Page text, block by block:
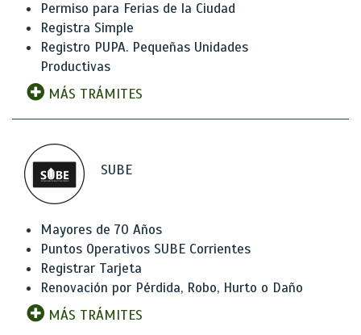
Permiso para Ferias de la Ciudad
Registra Simple
Registro PUPA. Pequeñas Unidades
Productivas
MÁS TRÁMITES
SUBE
Mayores de 70 Años
Puntos Operativos SUBE Corrientes
Registrar Tarjeta
Renovación por Pérdida, Robo, Hurto o Daño
MÁS TRÁMITES